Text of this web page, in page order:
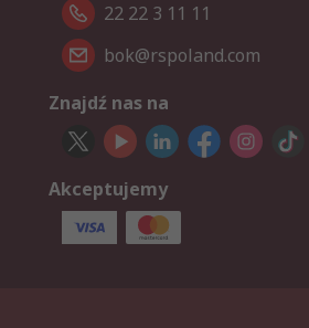
22 22 3 11 11
bok@rspoland.com
Znajdź nas na
Akceptujemy